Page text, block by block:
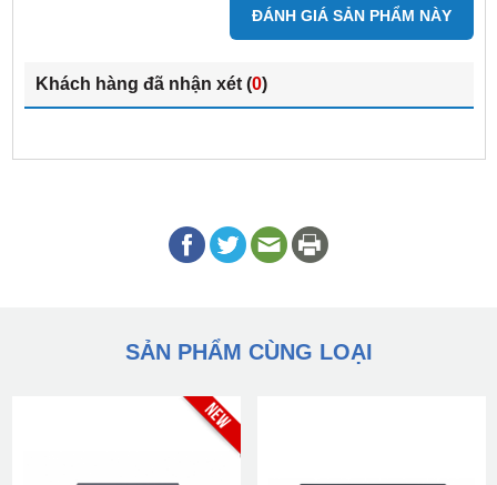
ĐÁNH GIÁ SẢN PHẨM NÀY
Khách hàng đã nhận xét (0)
SẢN PHẨM CÙNG LOẠI